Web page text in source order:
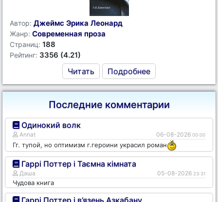
Автор: Джеймс Эрика Леонард
Жанр: Современная проза
Страниц: 188
Рейтинг: 3356 (4.21)
Читать Подробнее
Последние комментарии
Одинокий волк
Annat 06-08-2026 00:00
Гг. тупой, но оптимизм г.героини украсил роман
Гаррі Поттер і Таємна кімната
Даша 05-08-2026 23:31
Чудова книга
Гаррі Поттер і в’язень Азкабану